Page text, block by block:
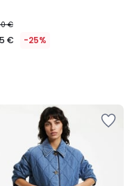
€
€ -25%